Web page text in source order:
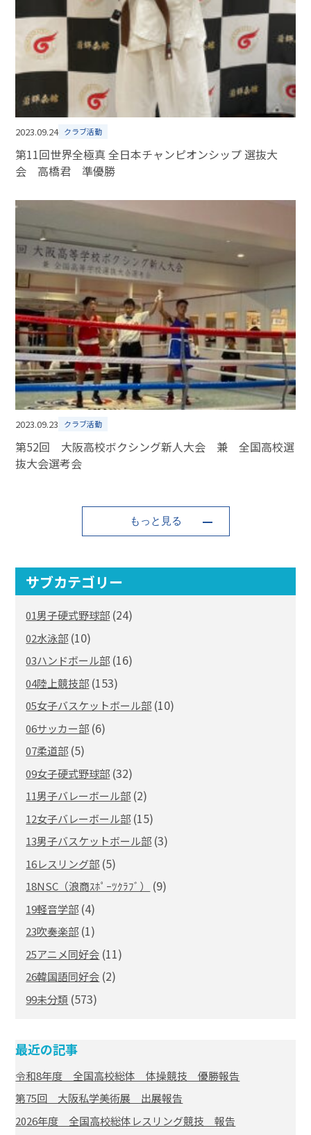
2023.09.24 クラブ活動
第11回世界全極真 全日本チャンピオンシップ 選抜大
会 高橋君 準優勝
2023.09.23 クラブ活動
第52回 大阪高校ボクシング新人大会 兼 全国高校選
抜大会選考会
もっと見る
サブカテゴリー
01男子硬式野球部 (24)
02水泳部 (10)
03ハンドボール部 (16)
04陸上競技部 (153)
05女子バスケットボール部 (10)
06サッカー部 (6)
07柔道部 (5)
09女子硬式野球部 (32)
11男子バレーボール部 (2)
12女子バレーボール部 (15)
13男子バスケットボール部 (3)
16レスリング部 (5)
18NSC（浪商ｽﾎﾟｰﾂｸﾗﾌﾞ） (9)
19軽音学部 (4)
23吹奏楽部 (1)
25アニメ同好会 (11)
26韓国語同好会 (2)
99未分類 (573)
最近の記事
令和8年度 全国高校総体 体操競技 優勝報告
第75回 大阪私学美術展 出展報告
2026年度 全国高校総体レスリング競技 報告